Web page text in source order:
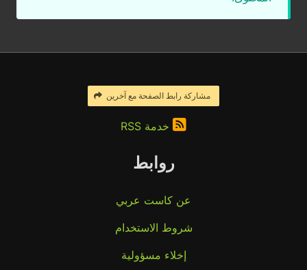
مشاركة رابط الصفحة مع آخرين
خدمة RSS
روابط
عن كاست عربي
شروط الاستخدام
إخلاء مسؤولية